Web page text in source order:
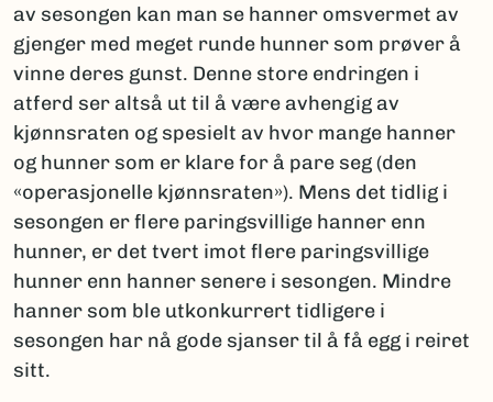
av sesongen kan man se hanner omsvermet av
gjenger med meget runde hunner som prøver å
vinne deres gunst. Denne store endringen i
atferd ser altså ut til å være avhengig av
kjønnsraten og spesielt av hvor mange hanner
og hunner som er klare for å pare seg (den
«operasjonelle kjønnsraten»). Mens det tidlig i
sesongen er flere paringsvillige hanner enn
hunner, er det tvert imot flere paringsvillige
hunner enn hanner senere i sesongen. Mindre
hanner som ble utkonkurrert tidligere i
sesongen har nå gode sjanser til å få egg i reiret
sitt.